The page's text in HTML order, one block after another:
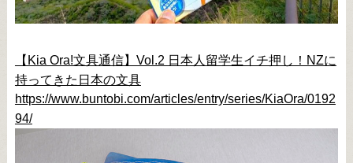
【Kia Ora!文具通信】Vol.2 日本人留学生イチ押し！NZに
持ってきた日本の文具
https://www.buntobi.com/articles/entry/series/KiaOra/0192
94/